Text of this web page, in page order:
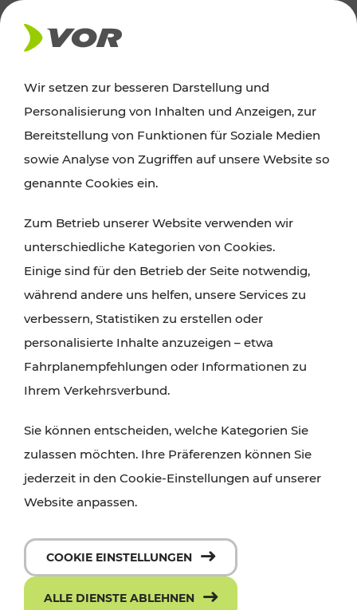
AKTUELLES
Ausflugstipps
Wien, Niederösterreich und das Burgenland
Wanderungen, Kultur und Gastronomie,
Radtouren oder purer Naturgenuss – viele
Attraktionen sind mit den Ticket- und Fahrplan-
Angeboten des VOR gut und schnell erreichbar.
Wir setzen zur besseren Darstellung und
Personalisierung von Inhalten und Anzeigen, zur
Bereitstellung von Funktionen für Soziale Medien
sowie Analyse von Zugriffen auf unsere Website so
genannte Cookies ein.
Zum Betrieb unserer Website verwenden wir
unterschiedliche Kategorien von Cookies.
Einige sind für den Betrieb der Seite notwendig,
während andere uns helfen, unsere Services zu
verbessern, Statistiken zu erstellen oder
personalisierte Inhalte anzuzeigen – etwa
Fahrplanempfehlungen oder Informationen zu
Ihrem Verkehrsverbund.
Sie können entscheiden, welche Kategorien Sie
zulassen möchten. Ihre Präferenzen können Sie
jederzeit in den Cookie-Einstellungen auf unserer
Website anpassen.
COOKIE EINSTELLUNGEN
ALLE DIENSTE ABLEHNEN